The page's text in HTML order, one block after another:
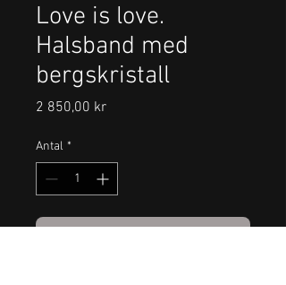
Love is love.
Halsband med
bergskristall
2 850,00 krPris
Antal *